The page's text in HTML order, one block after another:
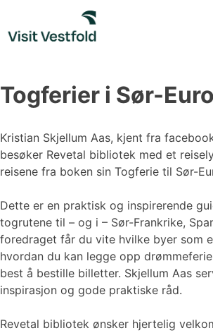
content
Togferier i Sør-
Kristian Skjellum Aas, kjent fra
besøker Revetal bibliotek med et
reisene fra boken sin Togferie til Sør-
Dette er en praktisk og inspirerende
togrutene til – og i – Sør-Frankrike,
foredraget får du vite hvilke byer som
hvordan du kan legge opp
best å bestille billetter. Skjellum Aas
inspirasjon og gode praktiske råd.
Revetal bibliotek ønsker hjertelig